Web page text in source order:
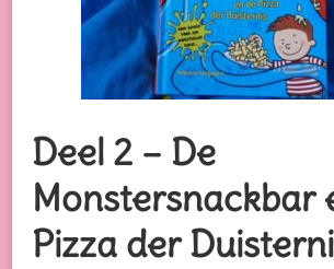
Deel 2 – De
Monstersnackbar
Pizza der